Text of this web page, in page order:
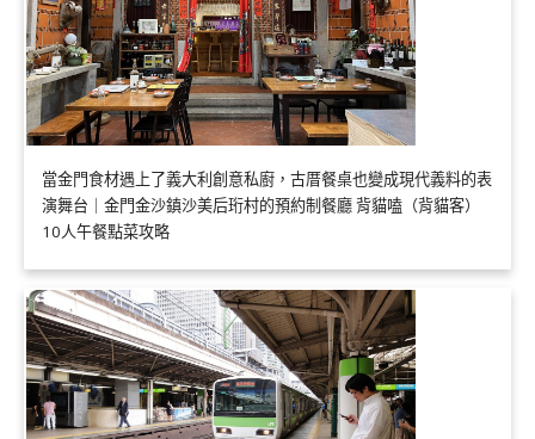
當金門食材遇上了義大利創意私廚，古厝餐桌也變成現代義料的表
演舞台｜金門金沙鎮沙美后珩村的預約制餐廳 背貓嗑（背貓客）
10人午餐點菜攻略